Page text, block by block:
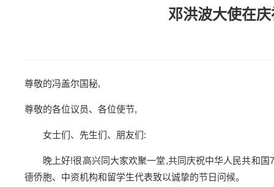
邓洪波大使在
尊敬的冯盖尔国秘,
尊敬的各位议员、各位使节,
女士们、先生们、朋友们:
晚上好!很高兴同大家欢聚一堂,共同庆祝中华人民共和
德侨胞、中资机构和留学生代表致以诚挚的节日问候。